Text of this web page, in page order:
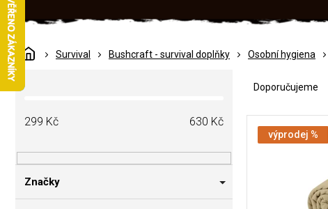
DomůSurvival Bushcraft - survival doplňky Osobní hygiena
P
o
a
n
í
299 Kč 630 Kč
Značky
e
Doporučujeme
výprodej %